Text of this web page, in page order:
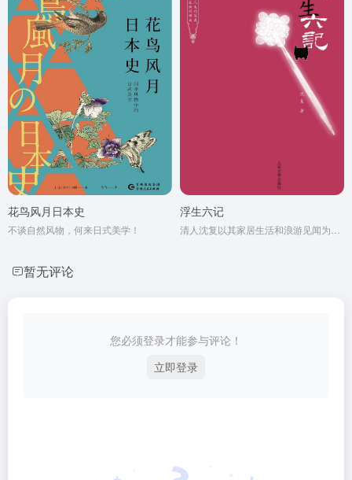
花鸟风月日本史
不谈自然风物，何来日式美学！
浮生六记
暂无评论
您必须登录才能参与评论！
立即登录